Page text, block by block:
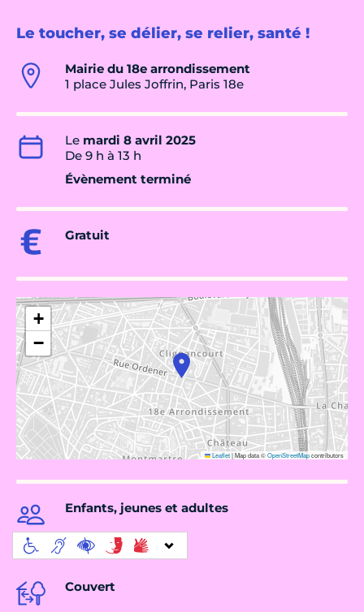
Le toucher, se délier, se relier, santé !
Mairie du 18e arrondissement
1 place Jules Joffrin, Paris 18e
Le mardi 8 avril 2025
De 9 h à 13 h
Évènement terminé
Gratuit
+
−
Leaflet|Map data ©OpenStreetMapcontributors
Enfants, jeunes et adultes
Couvert